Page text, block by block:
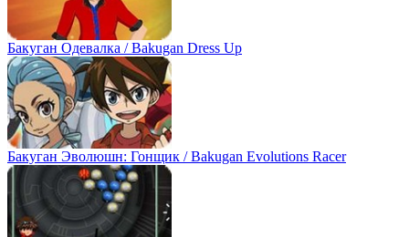
Бакуган Одевалка / Bakugan Dress Up
Бакуган Эволюшн: Гонщик / Bakugan Evolutions Racer